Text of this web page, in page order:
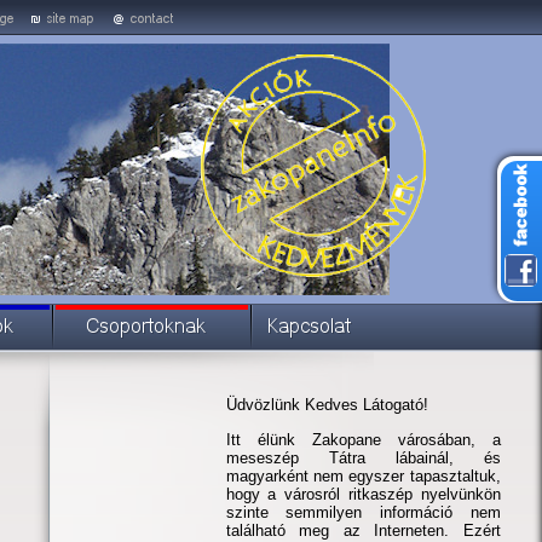
Üdvözlünk Kedves Látogató!
Itt élünk Zakopane városában, a
meseszép Tátra lábainál, és
magyarként nem egyszer tapasztaltuk,
hogy a városról ritkaszép nyelvünkön
szinte semmilyen információ nem
található meg az Interneten. Ezért